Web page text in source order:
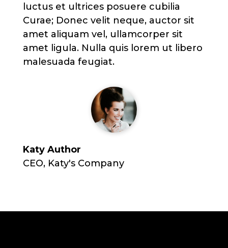
luctus et ultrices posuere cubilia
Curae; Donec velit neque, auctor sit
amet aliquam vel, ullamcorper sit
amet ligula. Nulla quis lorem ut libero
malesuada feugiat.
Katy Author
CEO, Katy's Company